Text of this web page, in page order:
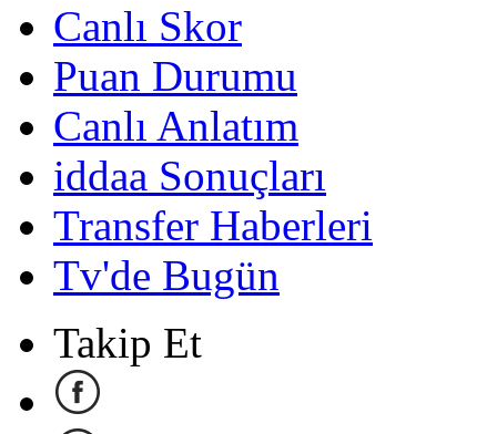
Canlı Skor
Puan Durumu
Canlı Anlatım
iddaa Sonuçları
Transfer Haberleri
Tv'de Bugün
Takip Et